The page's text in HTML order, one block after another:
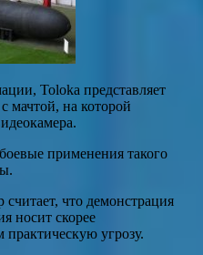
Toloka представляет
мачтой, на которой
применения такого
что демонстрация
носит скорее
угрозу.